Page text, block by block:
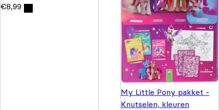
€8,99
My Little Pony pakket -
Knutselen, kleuren